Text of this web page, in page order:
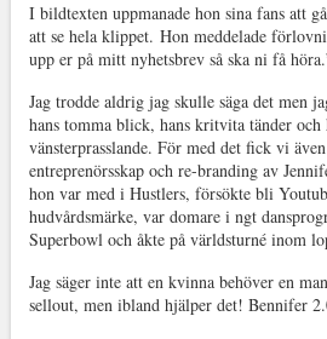
I bildtexten uppmanade hon sina fans att
att se hela klippet. Hon meddelade
upp er på mitt nyhetsbrev så ska ni få
Jag trodde aldrig jag skulle säga det men
hans tomma blick, hans kritvita tänder och
vänsterprasslande. För med det fick vi
entreprenörsskap och re-branding av
hon var med i Hustlers, försökte bli
hudvårdsmärke, var domare i ngt
Superbowl och åkte på världsturné inom
Jag säger inte att en kvinna behöver en
sellout, men ibland hjälper det! Bennifer